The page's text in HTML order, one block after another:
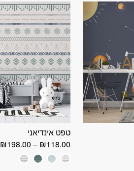
טפט אינדיאני
₪118.00
–
₪198.00